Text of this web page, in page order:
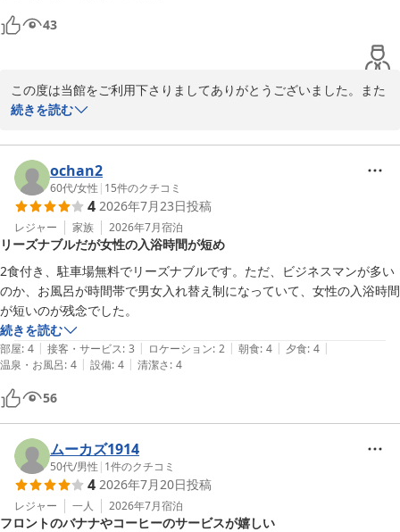
43
この度は当館をご利用下さりましてありがとうございました。また
のお越しをお待ち申し上げます。
ＨＯＴＥＬ　ＨＯＵＳＥＮ　佐原
フロント　佐々木
ＨＯＴＥＬ ＨＯＵＳＥＮ ホテル朋泉＜千葉県＞
2026-07-24
続きを読む
ochan2
60代/女性 | 15件のクチコミ
4 2026年7月23日投稿
レジャー 家族 2026年7月宿泊
リーズナブルだが女性の入浴時間が短め
2食付き、駐車場無料でリーズナブルです。ただ、ビジネスマンが多い
のか、お風呂が時間帯で男女入れ替え制になっていて、女性の入浴時間
が短いのが残念でした。
続きを読む
部屋: 4 | 接客・サービス: 3 | ロケーション: 2 | 朝食: 4 | 夕食: 4 |
温泉・お風呂: 4 | 設備: 4 | 清潔さ: 4
56
ムーカズ1914
50代/男性 | 1件のクチコミ
4 2026年7月20日投稿
レジャー 一人 2026年7月宿泊
フロントのバナナやコーヒーのサービスが嬉しい